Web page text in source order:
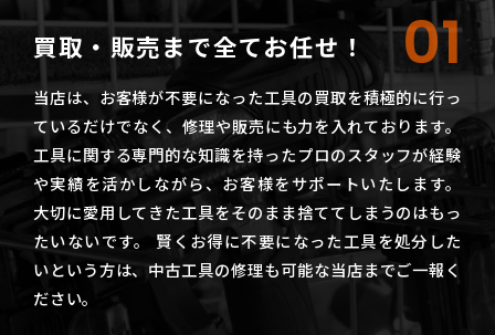
買取・販売まで全てお任せ！ 01
当店は、お客様が不要になった工具の買取を積極的に行っ
ているだけでなく、修理や販売にも力を入れております。
工具に関する専門的な知識を持ったプロのスタッフが経験
や実績を活かしながら、お客様をサポートいたします。
大切に愛用してきた工具をそのまま捨ててしまうのはもっ
たいないです。 賢くお得に不要になった工具を処分した
いという方は、中古工具の修理も可能な当店までご一報く
ださい。